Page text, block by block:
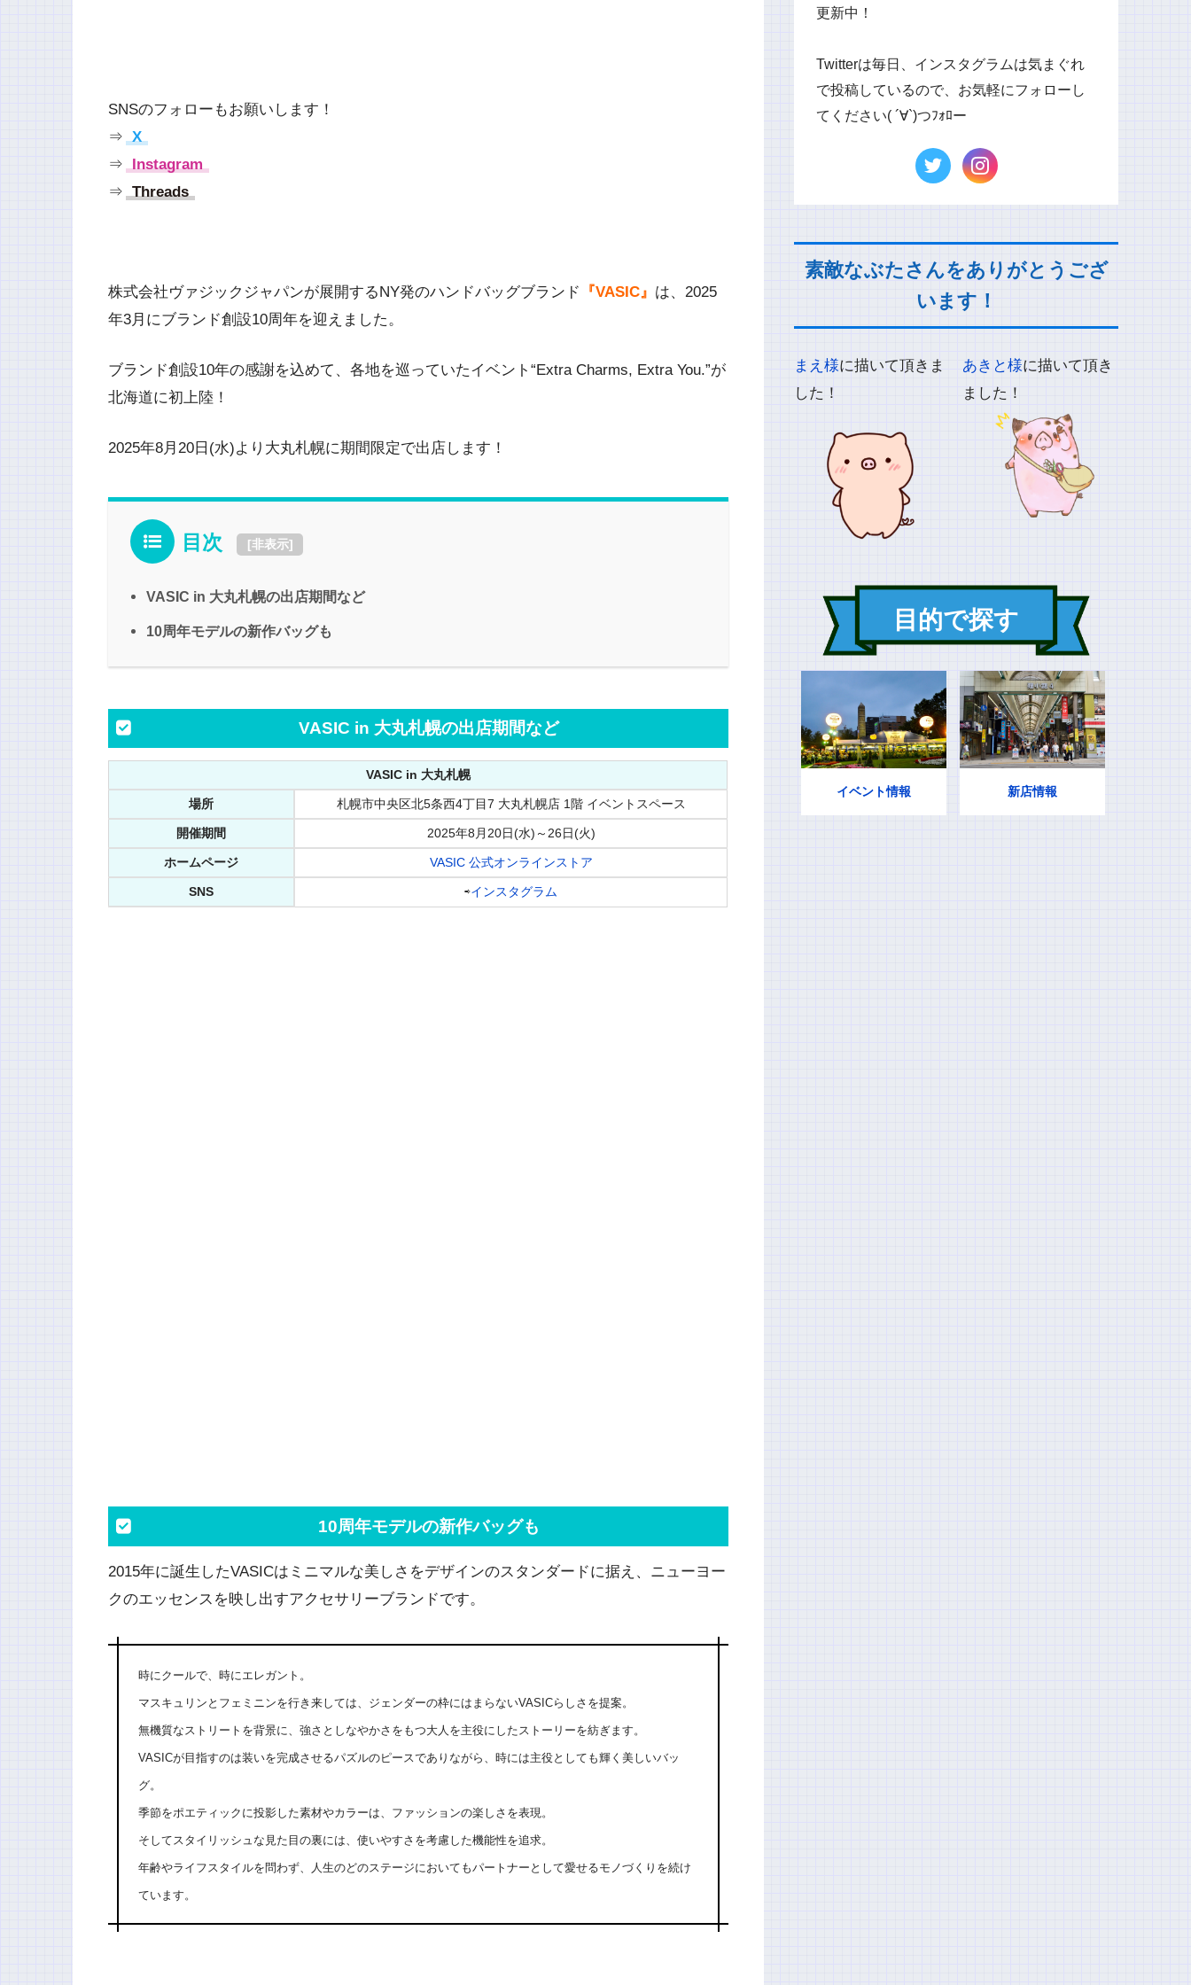
SNSのフォローもお願いします！
⇒ X
⇒ Instagram
⇒ Threads
株式会社ヴァジックジャパンが展開するNY発のハンドバッグブランド 『VASIC』 は、2025
年3月にブランド創設10周年を迎えました。
ブランド創設10年の感謝を込めて、各地を巡っていたイベント“Extra Charms, Extra You.”が
北海道に初上陸！
2025年8月20日(水)より大丸札幌に期間限定で出店します！
目次 [非表示]
VASIC in 大丸札幌の出店期間など
10周年モデルの新作バッグも
VASIC in 大丸札幌の出店期間など
VASIC in 大丸札幌
場所 札幌市中央区北5条西4丁目7 大丸札幌店 1階 イベントスペース
開催期間 2025年8月20日(水)～26日(火)
ホームページ VASIC 公式オンラインストア
SNS ⇨インスタグラム
10周年モデルの新作バッグも
2015年に誕生したVASICはミニマルな美しさをデザインのスタンダードに据え、ニューヨー
クのエッセンスを映し出すアクセサリーブランドです。
時にクールで、時にエレガント。
マスキュリンとフェミニンを行き来しては、ジェンダーの枠にはまらないVASICらしさを提案。
無機質なストリートを背景に、強さとしなやかさをもつ大人を主役にしたストーリーを紡ぎます。
VASICが目指すのは装いを完成させるパズルのピースでありながら、時には主役としても輝く美しいバッ
グ。
季節をポエティックに投影した素材やカラーは、ファッションの楽しさを表現。
そしてスタイリッシュな見た目の裏には、使いやすさを考慮した機能性を追求。
年齢やライフスタイルを問わず、人生のどのステージにおいてもパートナーとして愛せるモノづくりを続け
ています。
更新中！
Twitterは毎日、インスタグラムは気まぐれ
で投稿しているので、お気軽にフォローし
てください( ´∀`)つﾌｫﾛー
素敵なぶたさんをありがとうござ
います！
まえ様に描いて頂きま
した！
あきと様に描いて頂き
ました！
目的で探す
イベント情報 新店情報